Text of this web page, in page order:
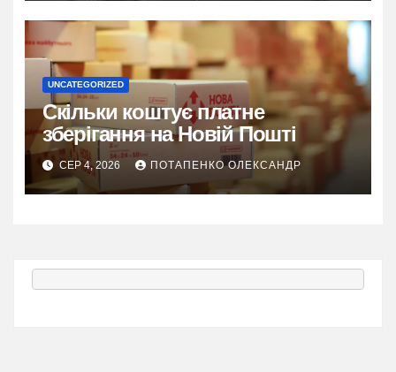
UNCATEGORIZED
Скільки коштує платне
зберігання на Новій Пошті
СЕР 4, 2026 ПОТАПЕНКО ОЛЕКСАНДР